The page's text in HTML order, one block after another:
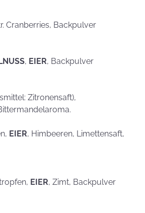
Cranberries, Backpulver
, EIER, Backpulver
Zitronensaft),
EIER, Himbeeren, Limettensaft,
EIER, Zimt, Backpulver